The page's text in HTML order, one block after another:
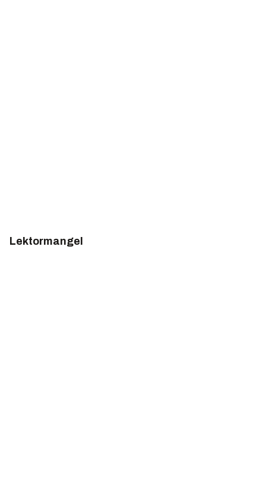
Lektormangel